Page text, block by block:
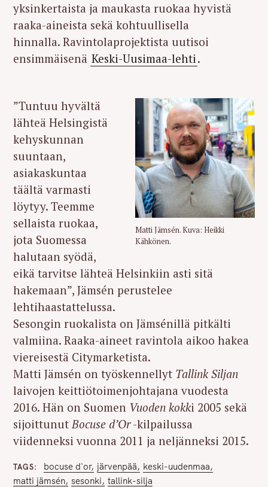
yksinkertaista ja maukasta ruokaa hyvistä
raaka-aineista sekä kohtuullisella
hinnalla. Ravintolaprojektista uutisoi
ensimmäisenä Keski-Uusimaa-lehti.
Matti Jämsén. Kuva: Heikki
Kähkönen.
”Tuntuu hyvältä
lähteä Helsingistä
kehyskunnan
suuntaan,
asiakaskuntaa
täältä varmasti
löytyy. Teemme
sellaista ruokaa,
jota Suomessa
halutaan syödä,
eikä tarvitse lähteä Helsinkiin asti sitä
hakemaan”, Jämsén perustelee
lehtihaastattelussa.
Sesongin ruokalista on Jämsénillä pitkälti
valmiina. Raaka-aineet ravintola aikoo hakea
viereisestä Citymarketista.
Matti Jämsén on työskennellyt Tallink Siljan
laivojen keittiötoimenjohtajana vuodesta
2016. Hän on Suomen Vuoden kokki 2005 sekä
sijoittunut Bocuse d’Or-kilpailussa
viidenneksi vuonna 2011 ja neljänneksi 2015.
TAGS bocuse d'or järvenpää
keski-uudenmaa
matti jämsén sesonki tallink-silja